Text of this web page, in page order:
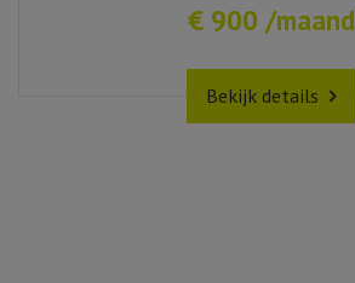
€ 900 /maand
Bekijk details